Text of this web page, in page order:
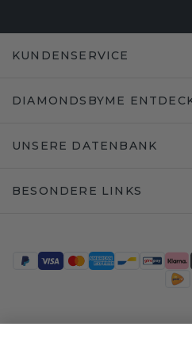
KUNDENSERVICE
DIAMONDSBYME
UNSERE DATENBANK
BESONDERE LINKS